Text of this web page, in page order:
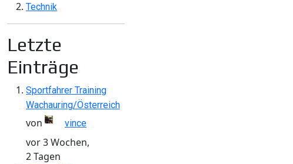
Technik
Letzte
Einträge
Sportfahrer Training
Wachauring/Österreich
von vince
vor 3 Wochen,
2 Tagen